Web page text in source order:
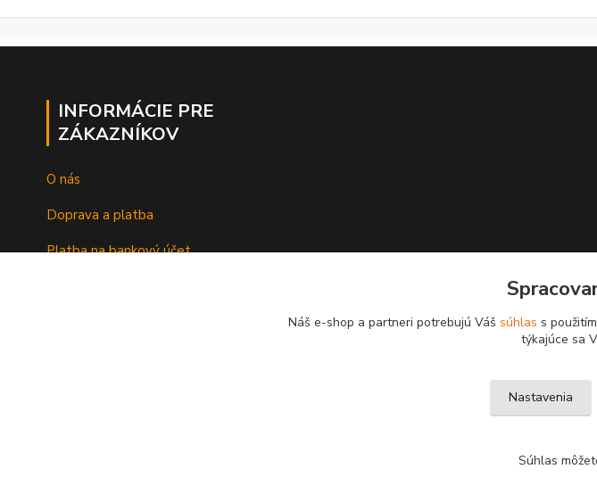
INFORMÁCIE PRE
ZÁKAZNÍKOV
O nás
Doprava a platba
Platba na bankový účet
Upravit
Náš e-shop a partneri potrebujú Váš súhlas s
týkajúce sa
Nastavenia
Súhlas